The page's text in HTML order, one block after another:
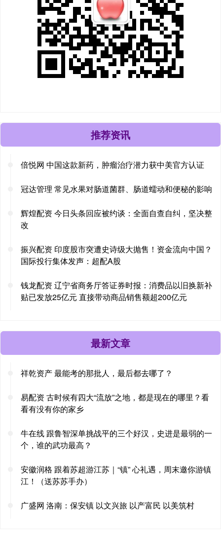
推荐资讯
倍悦网 中国这款新药，肿瘤治疗潜力获中美官方认证
冠达管理 常见水果对肠道菌群、肠道蠕动和便秘的影响
辉煌配资 今日头条回应被约谈：全面自查自纠，坚决整
改
振兴配资 印度股市突遭史诗级大抛售！资金流向中国？
国际投行集体发声：超配A股
钱龙配资 辽宁省商务厅答证券时报：消费品以旧换新补
贴已发放25亿元 直接带动商品销售额超200亿元
最新文章
祥乾资产 最能考的那批人，最后都去哪了？
易配资 古时候有四大“流放”之地，都是现在的哪里？看
看有没有你的家乡
牛在线 跟鲁智深单挑战平的三个好汉，史进是最弱的一
个，谁的武功最高？
安徽润格 跟着苏超游江苏｜“镇” 心礼遇，周末邀你游镇
江！（送苏苏手办）
广盛网 洛南：保安镇 以文兴旅 以产富民 以美筑村